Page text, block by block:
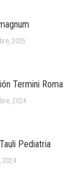
2025
Termini Roma
2024
Pediatria
2024